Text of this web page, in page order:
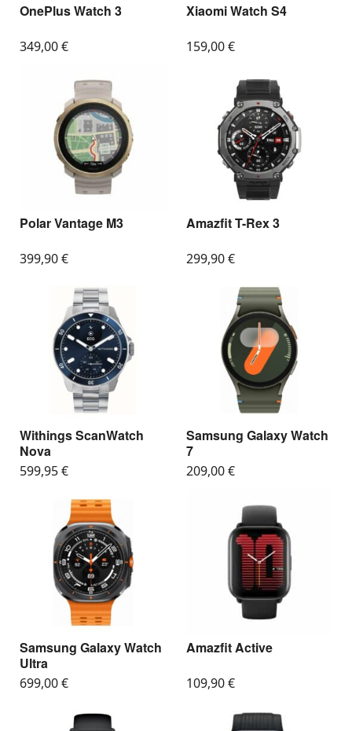
OnePlus Watch 3
349,00€
Xiaomi Watch S4
159,00€
Polar Vantage M3
399,90€
Amazfit T-Rex 3
299,90€
Withings ScanWatch
Nova
599,95€
Samsung Galaxy Watch
7
209,00€
Samsung Galaxy Watch
Ultra
699,00€
Amazfit Active
109,90€